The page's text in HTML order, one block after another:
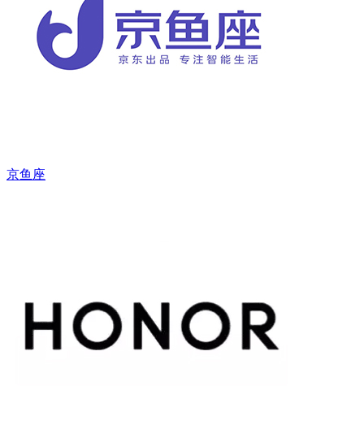
京鱼座